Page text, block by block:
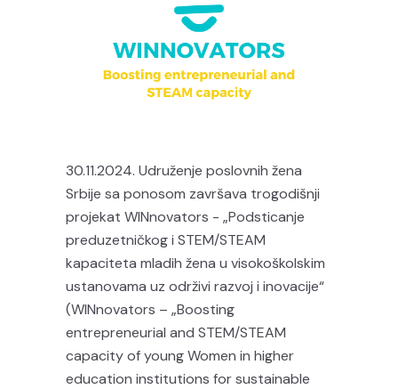
30.11.2024. Udruženje poslovnih žena
Srbije sa ponosom završava trogodišnji
projekat WINnovators - „Podsticanje
preduzetničkog i STEM/STEAM
kapaciteta mladih žena u visokoškolskim
ustanovama uz održivi razvoj i inovacije“
(WINnovators – „Boosting
entrepreneurial and STEM/STEAM
capacity of young Women in higher
education institutions for sustainable